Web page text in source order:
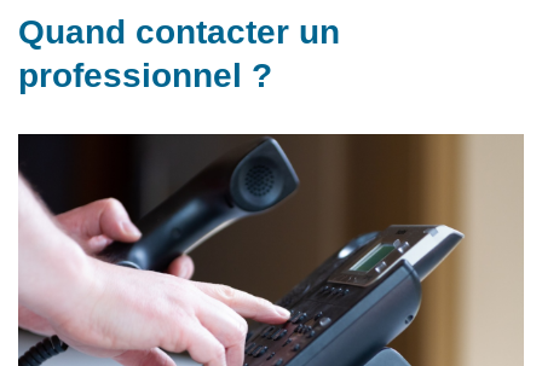
Quand contacter un
professionnel ?